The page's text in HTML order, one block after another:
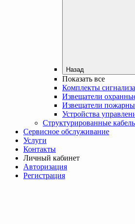
Назад
Показать все
Комплекты
Извещатели
Извещатели
Устройства
Структурированные
Сервисное обслуживание
Услуги
Контакты
Личный кабинет
Авторизация
Регистрация